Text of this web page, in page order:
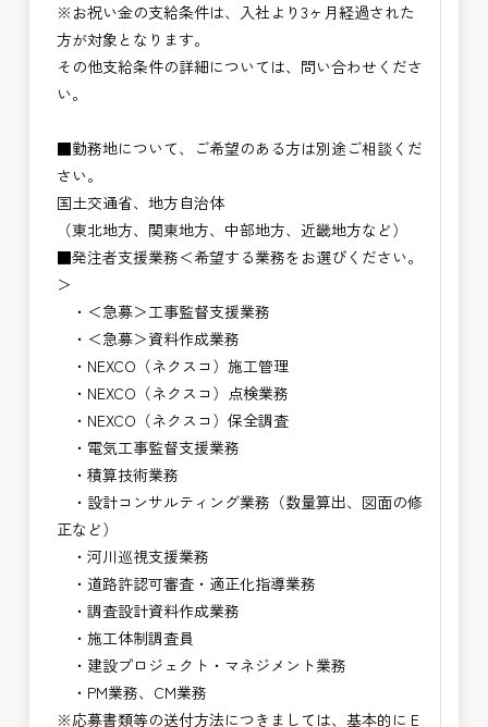
※お祝い金の支給条件は、入社より3ヶ月経過された
方が対象となります。
その他支給条件の詳細については、問い合わせくださ
い。
■勤務地について、ご希望のある方は別途ご相談くだ
さい。
国土交通省、地方自治体
（東北地方、関東地方、中部地方、近畿地方など）
■発注者支援業務＜希望する業務をお選びください。
＞
・＜急募＞工事監督支援業務
・＜急募＞資料作成業務
・NEXCO（ネクスコ）施工管理
・NEXCO（ネクスコ）点検業務
・NEXCO（ネクスコ）保全調査
・電気工事監督支援業務
・積算技術業務
・設計コンサルティング業務（数量算出、図面の修
正など）
・河川巡視支援業務
・道路許認可審査・適正化指導業務
・調査設計資料作成業務
・施工体制調査員
・建設プロジェクト・マネジメント業務
・PM業務、CM業務
※応募書類等の送付方法につきましては、基本的にＥ